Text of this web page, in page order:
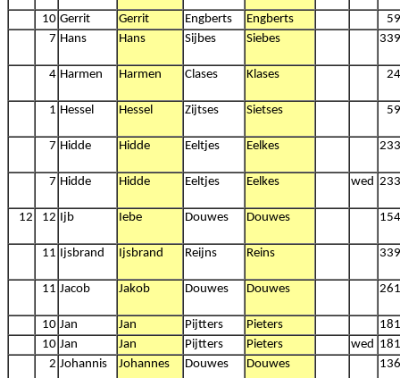
10 Gerrit Gerrit Engberts Engberts
7 Hans Hans Sijbes Siebes
4 Harmen Harmen Clases Klases
1 Hessel Hessel Zijtses Sietses
7 Hidde Hidde Eeltjes Eelkes
7 Hidde Hidde Eeltjes Eelkes wed
12 12 Ijb Iebe Douwes Douwes
11 Ijsbrand Ijsbrand Reijns Reins
11 Jacob Jakob Douwes Douwes
10 Jan Jan Pijtters Pieters
10 Jan Jan Pijtters Pieters wed
2 Johannis Johannes Douwes Douwes